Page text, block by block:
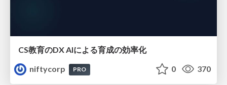
CS教育のDX AIによる育成の効率化
niftycorp
PRO 0 370